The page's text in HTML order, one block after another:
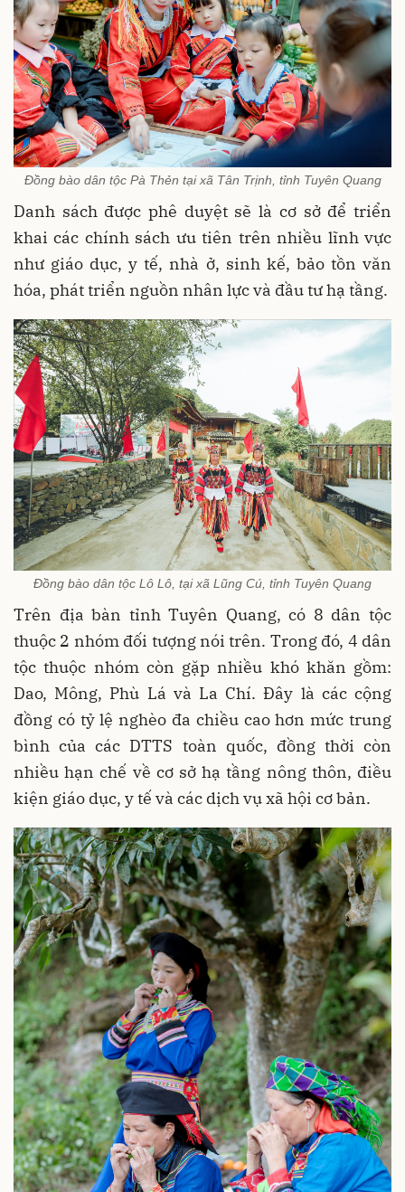
Đồng bào dân tộc Pà Thẻn tại xã Tân Trịnh, tỉnh Tuyên Quang
Danh sách được phê duyệt sẽ là cơ sở để triển
khai các chính sách ưu tiên trên nhiều lĩnh vực
như giáo dục, y tế, nhà ở, sinh kế, bảo tồn văn
hóa, phát triển nguồn nhân lực và đầu tư hạ tầng.
Đồng bào dân tộc Lô Lô, tại xã Lũng Cú, tỉnh Tuyên Quang
Trên địa bàn tỉnh Tuyên Quang, có 8 dân tộc
thuộc 2 nhóm đối tượng nói trên. Trong đó, 4 dân
tộc thuộc nhóm còn gặp nhiều khó khăn gồm:
Dao, Mông, Phù Lá và La Chí. Đây là các cộng
đồng có tỷ lệ nghèo đa chiều cao hơn mức trung
bình của các DTTS toàn quốc, đồng thời còn
nhiều hạn chế về cơ sở hạ tầng nông thôn, điều
kiện giáo dục, y tế và các dịch vụ xã hội cơ bản.